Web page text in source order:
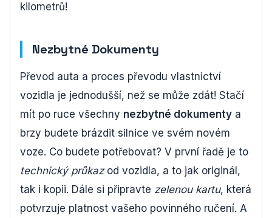
kilometrů!
Nezbytné Dokumenty
Převod auta a proces převodu vlastnictví
vozidla je jednodušší, než se může zdát! Stačí
mít po ruce všechny nezbytné dokumenty a
brzy budete brázdit silnice ve svém novém
voze. Co budete potřebovat? V první řadě je to
technický průkazod vozidla, a to jak originál,
tak i kopii. Dále si připravte zelenou kartu, která
potvrzuje platnost vašeho povinného ručení. A